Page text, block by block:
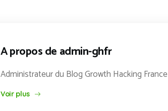
A propos de admin-ghfr
Administrateur du Blog Growth Hacking France
Voir plus